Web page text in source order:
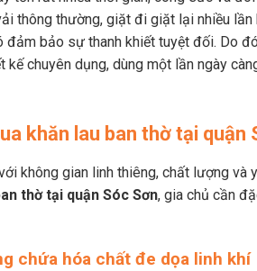
thông thường, giặt đi giặt lại nhiều
đảm bảo sự thanh khiết tuyệt đối. Do
kế chuyên dụng, dùng một lần ngày
khăn lau ban thờ tại quận
không gian linh thiêng, chất lượng
thờ tại quận Sóc Sơn, gia chủ cần
chứa hóa chất đe dọa linh khí